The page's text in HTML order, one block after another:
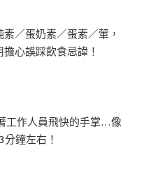
／蛋奶素／蛋素／葷，
心誤踩飲食忌諱！
工作人員飛快的手掌…像
鐘左右！